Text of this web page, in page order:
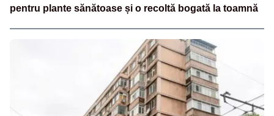
pentru plante sănătoase și o recoltă bogată la toamnă